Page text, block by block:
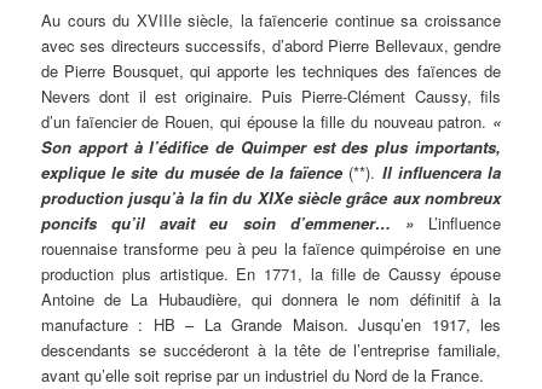
Au cours du XVIIIe siècle, la faïencerie continue sa croissance
avec ses directeurs successifs, d’abord Pierre Bellevaux, gendre
de Pierre Bousquet, qui apporte les techniques des faïences de
Nevers dont il est originaire. Puis Pierre-Clément Caussy, fils
d’un faïencier de Rouen, qui épouse la fille du nouveau patron. «
Son apport à l’édifice de Quimper est des plus importants,
explique le site du musée de la faïence (**). Il influencera la
production jusqu’à la fin du XIXe siècle grâce aux nombreux
poncifs qu’il avait eu soin d’emmener… »L’influence
rouennaise transforme peu à peu la faïence quimpéroise en une
production plus artistique. En 1771, la fille de Caussy épouse
Antoine de La Hubaudière, qui donnera le nom définitif à la
manufacture : HB – La Grande Maison. Jusqu’en 1917, les
descendants se succéderont à la tête de l’entreprise familiale,
avant qu’elle soit reprise par un industriel du Nord de la France.